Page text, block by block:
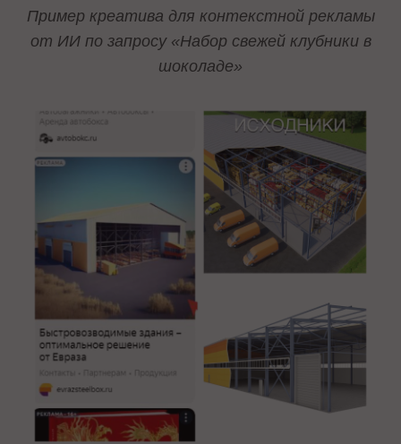
Пример креатива для контекстной рекламы
от ИИ по запросу «Набор свежей клубники в
шоколаде»